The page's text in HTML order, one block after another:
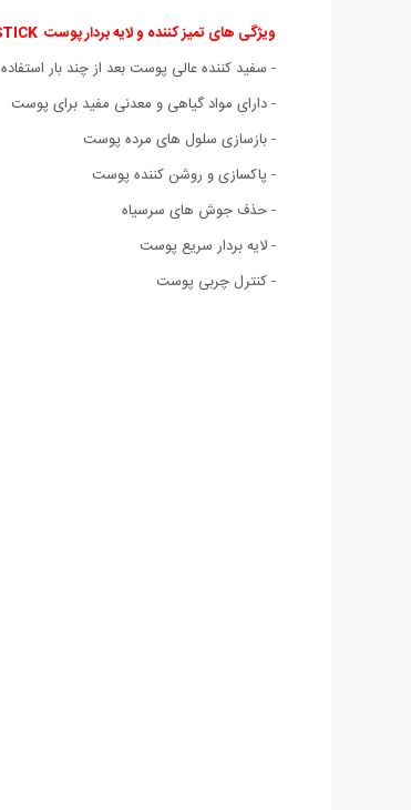
ویژگی های تمیز کننده و لایه بردار پوست GREEN MASK STICK
- سفید کننده عالی پوست بعد از چند بار استفاده
- دارای مواد گیاهی و معدنی مفید برای پوست
- بازسازی سلول های مرده پوست
- پاکسازی و روشن کننده پوست
- حذف جوش های سرسیاه
- لایه بردار سریع پوست
- کنترل چربی پوست